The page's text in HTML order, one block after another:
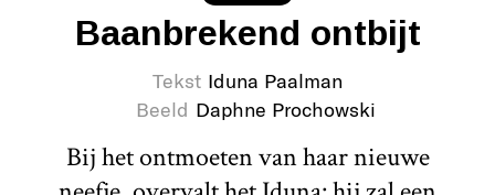
Baanbrekend ontbijt
Tekst Iduna Paalman
Beeld Daphne Prochowski
Bij het ontmoeten van haar nieuwe